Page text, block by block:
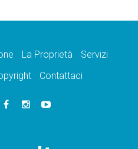
La Proprietà
Servizi
Contattaci